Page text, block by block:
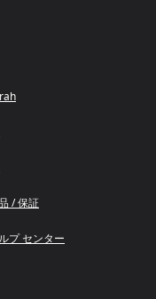
/ 保証
プ センター